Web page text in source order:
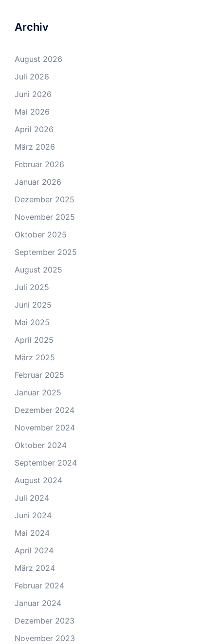
Archiv
August 2026
Juli 2026
Juni 2026
Mai 2026
April 2026
März 2026
Februar 2026
Januar 2026
Dezember 2025
November 2025
Oktober 2025
September 2025
August 2025
Juli 2025
Juni 2025
Mai 2025
April 2025
März 2025
Februar 2025
Januar 2025
Dezember 2024
November 2024
Oktober 2024
September 2024
August 2024
Juli 2024
Juni 2024
Mai 2024
April 2024
März 2024
Februar 2024
Januar 2024
Dezember 2023
November 2023